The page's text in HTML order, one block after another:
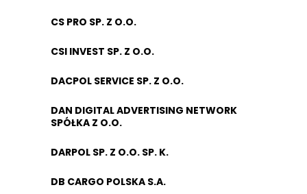
CS PRO SP. Z O.O.
CSI INVEST SP. Z O.O.
DACPOL SERVICE SP. Z O.O.
DAN DIGITAL ADVERTISING NETWORK
SPÓŁKA Z O.O.
DARPOL SP. Z O.O. SP. K.
DB CARGO POLSKA S.A.